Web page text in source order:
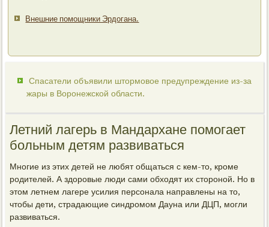
Внешние помощники Эрдогана.
Спасатели объявили штормовое предупреждение из-за
жары в Воронежской области.
Летний лагерь в Мандархане помогает
больным детям развиваться
Многие из этих детей не любят общаться с кем-то, кроме
родителей. А здоровые люди сами обходят их стороной. Но в
этом летнем лагере усилия персонала направлены на то,
чтобы дети, страдающие синдромом Дауна или ДЦП, могли
развиваться.